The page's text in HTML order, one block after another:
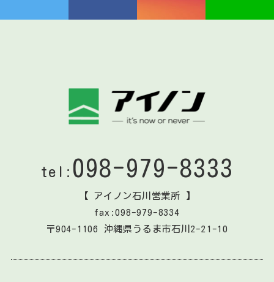
tel: 098-979-8333
【 アイノン石川営業所 】
fax:098-979-8334
〒904-1106 沖縄県うるま市石川2-21-10